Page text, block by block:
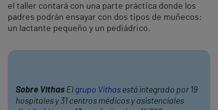
el taller contará con una parte práctica donde los
padres podrán ensayar con dos tipos de muñecos:
un lactante pequeño y un pediádrico.
Sobre Vithas El grupo Vithas está integrado por 19
hospitales y 31 centros médicos y asistenciales